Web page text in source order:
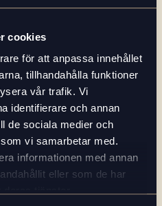
cookies
för att anpassa innehållet
tillhandahålla funktioner
vår trafik. Vi
identifierare och annan
de sociala medier och
vi samarbetar med.
informationen med annan
eller som de har